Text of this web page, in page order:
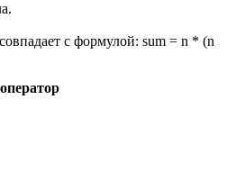
с формулой: sum = n * (n